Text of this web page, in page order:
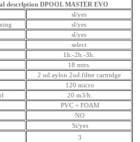
descrlption DPOOL MASTER EVO
sl/yes
sl/yes
sl/yes
select
1h.-2h.-3h.
18 mtrs.
2 ud.aylon 2ud.filter cartridge
120 micro
20 m3/h.
PVC + FOAM
NO
Si/yes
3